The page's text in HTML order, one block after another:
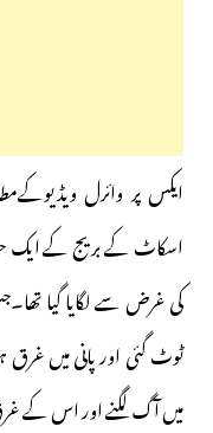
ایکس پر وائرل
اسکاٹ کے بریج کے ایک
کی غرض سے لگایا گیا
ٹوٹ گئی اور پانی میں
میں آگ لگنے اور اس کے